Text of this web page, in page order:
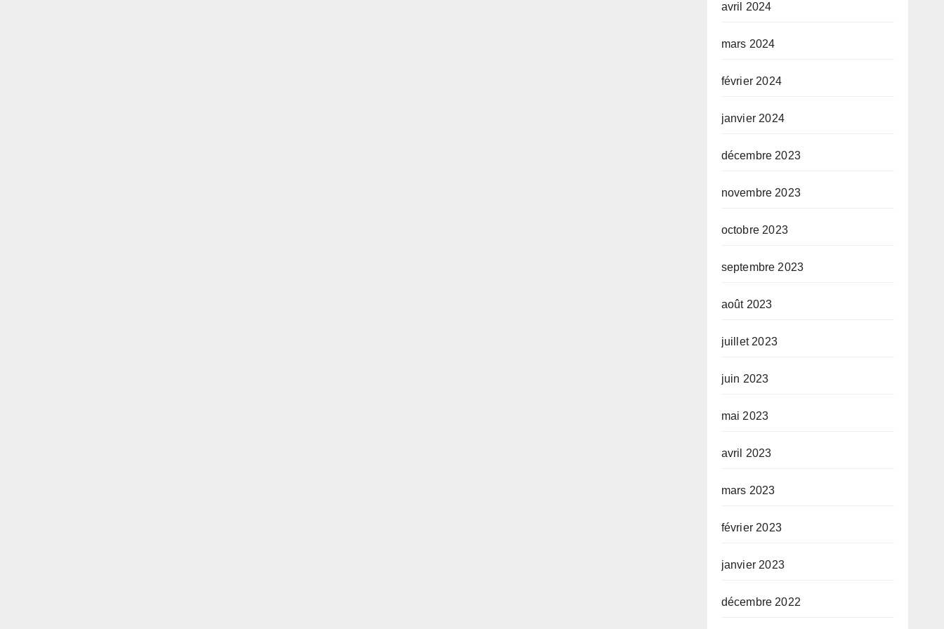
avril 2024
mars 2024
février 2024
janvier 2024
décembre 2023
novembre 2023
octobre 2023
septembre 2023
août 2023
juillet 2023
juin 2023
mai 2023
avril 2023
mars 2023
février 2023
janvier 2023
décembre 2022